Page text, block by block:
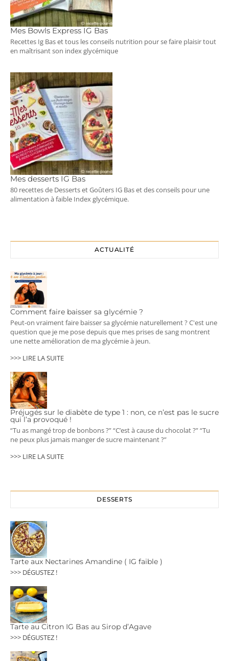
Mes Bowls Express IG Bas
Recettes Ig Bas et tous les conseils nutrition pour se faire plaisir tout
en maîtrisant son index glycémique
Mes desserts IG Bas
80 recettes de Desserts et Goûters IG Bas et des conseils pour une
alimentation à faible Index glycémique.
ACTUALITÉ
Comment faire baisser sa glycémie ?
Peut-on vraiment faire baisser sa glycémie naturellement ? C'est une
question que je me pose depuis que mes prises de sang montrent
une nette amélioration de ma glycémie à jeun.
>>> LIRE LA SUITE
Préjugés sur le diabète de type 1 : non, ce n’est pas le sucre
qui l’a provoqué !
“Tu as mangé trop de bonbons ?” “C’est à cause du chocolat ?” “Tu
ne peux plus jamais manger de sucre maintenant ?”
>>> LIRE LA SUITE
DESSERTS
Tarte aux Nectarines Amandine ( IG faible )
>>> DÉGUSTEZ !
Tarte au Citron IG Bas au Sirop d’Agave
>>> DÉGUSTEZ !